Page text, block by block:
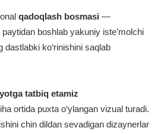
qadoqlash bosmasi —
boshlab yakuniy iste’molchi
dastlabki ko‘rinishini saqlab
tatbiq etamiz
ortida puxta o‘ylangan vizual turadi.
chin dildan sevadigan dizaynerlar